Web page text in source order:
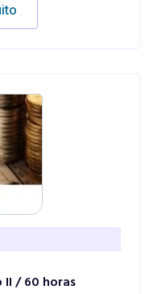
/ 60 horas